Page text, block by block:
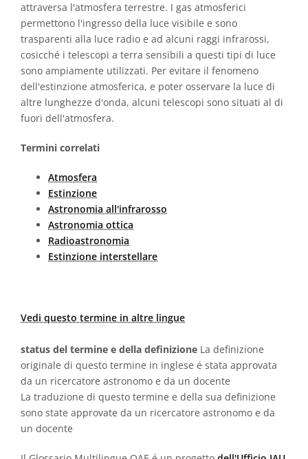
attraversa l'atmosfera terrestre. I gas atmosferici
permettono l'ingresso della luce visibile e sono
trasparenti alla luce radio e ad alcuni raggi infrarossi,
cosicché i telescopi a terra sensibili a questi tipi di luce
sono ampiamente utilizzati. Per evitare il fenomeno
dell'estinzione atmosferica, e poter osservare la luce di
altre lunghezze d'onda, alcuni telescopi sono situati al di
fuori dell'atmosfera.
Termini correlati
Atmosfera
Estinzione
Astronomia all'infrarosso
Astronomia ottica
Radioastronomia
Estinzione interstellare
Vedi questo termine in altre lingue
status del termine e della definizione La definizione
originale di questo termine in inglese é stata approvata
da un ricercatore astronomo e da un docente
La traduzione di questo termine e della sua definizione
sono state approvate da un ricercatore astronomo e da
un docente